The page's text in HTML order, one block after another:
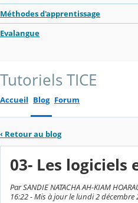
Méthodes d'apprentissage
Evalangue
Tutoriels TICE
Accueil Blog Forum
‹ Retour au blog
03- Les logiciels
Par SANDIE NATACHA AH-KIAM
16:22 - Mis à jour le lundi 2 décembre